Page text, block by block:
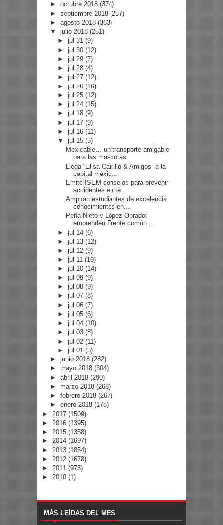
► octubre 2018 (374)
► septiembre 2018 (257)
► agosto 2018 (363)
▼ julio 2018 (251)
►jul 31(9)
►jul 30(12)
►jul 29(7)
►jul 28(4)
►jul 27(12)
►jul 26(16)
►jul 25(12)
►jul 24(15)
►jul 18(9)
►jul 17(9)
►jul 16(11)
▼jul 15(5)
Mexicable… un transporte amigable
para las mascotas
Llega “Elisa Carrillo & Amigos” a la
capital mexiq...
Emite ISEM consejos para prevenir
accidentes en te...
Amplían estudiantes de excelencia
conocimientos en...
Peña Nieto y López Obrador
emprenden Frente común ...
►jul 14(6)
►jul 13(12)
►jul 12(9)
►jul 11(16)
►jul 10(14)
►jul 09(9)
►jul 08(9)
►jul 07(8)
►jul 06(7)
►jul 05(6)
►jul 04(10)
►jul 03(8)
►jul 02(11)
►jul 01(5)
► junio 2018 (282)
► mayo 2018 (304)
► abril 2018 (290)
► marzo 2018 (268)
► febrero 2018 (267)
► enero 2018 (178)
► 2017 (1509)
► 2016 (1395)
► 2015 (1358)
► 2014 (1697)
► 2013 (1854)
► 2012 (1678)
► 2011 (975)
► 2010 (1)
MÁS LEÍDAS DEL MES